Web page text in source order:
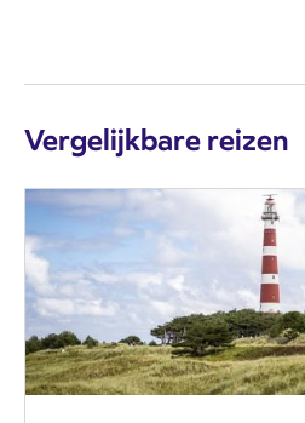
Vergelijkbare reizen